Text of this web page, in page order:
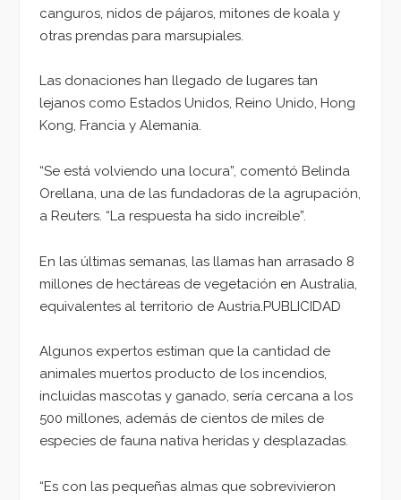
canguros, nidos de pájaros, mitones de koala y
otras prendas para marsupiales.
Las donaciones han llegado de lugares tan
lejanos como Estados Unidos, Reino Unido, Hong
Kong, Francia y Alemania.
“Se está volviendo una locura”, comentó Belinda
Orellana, una de las fundadoras de la agrupación,
a Reuters. “La respuesta ha sido increíble”.
En las últimas semanas, las llamas han arrasado 8
millones de hectáreas de vegetación en Australia,
equivalentes al territorio de Austria.PUBLICIDAD
Algunos expertos estiman que la cantidad de
animales muertos producto de los incendios,
incluidas mascotas y ganado, sería cercana a los
500 millones, además de cientos de miles de
especies de fauna nativa heridas y desplazadas.
“Es con las pequeñas almas que sobrevivieron